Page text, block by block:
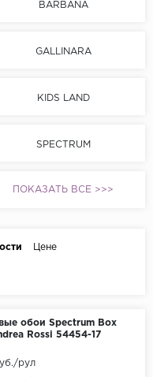
AS Creation
Emiliana Parati
Grandeco
Rasch
BARBANA
GALLINARA
KIDS LAND
SPECTRUM
ПОКАЗАТЬ ВСЕ >>>
Цене
обои Spectrum Box
Rossi 54454-17
рул